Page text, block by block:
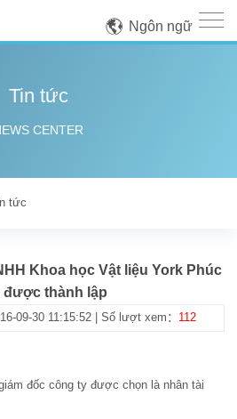
Ngôn ngữ
Tin tức
CENTER
tức
Khoa học Vật liệu York Phúc
được thành lập
09-30 11:15:52 | Số lượt xem： 112
đốc công ty được chọn là nhân tài